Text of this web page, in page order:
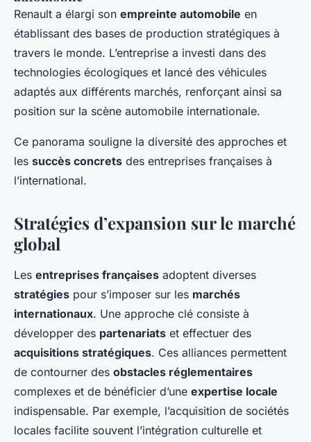
Renault a élargi son empreinte automobile en
établissant des bases de production stratégiques à
travers le monde. L’entreprise a investi dans des
technologies écologiques et lancé des véhicules
adaptés aux différents marchés, renforçant ainsi sa
position sur la scène automobile internationale.
Ce panorama souligne la diversité des approches et
les succès concrets des entreprises françaises à
l’international.
Stratégies d’expansion sur le marché
global
Les entreprises françaises adoptent diverses
stratégies pour s’imposer sur les marchés
internationaux. Une approche clé consiste à
développer des partenariats et effectuer des
acquisitions stratégiques. Ces alliances permettent
de contourner des obstacles réglementaires
complexes et de bénéficier d’une expertise locale
indispensable. Par exemple, l’acquisition de sociétés
locales facilite souvent l’intégration culturelle et